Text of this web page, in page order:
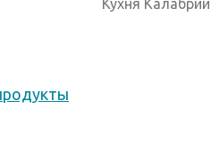
Кухня Калабрии